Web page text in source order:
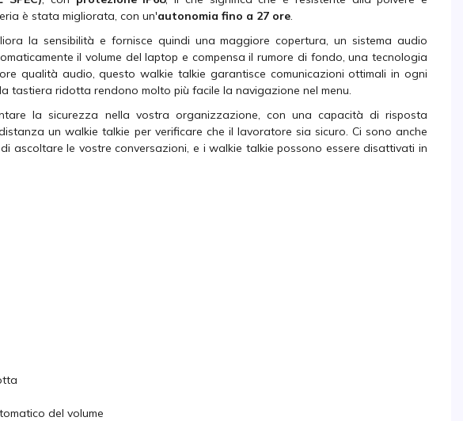
è stata migliorata, con un'autonomia fino a 27 ore
la sensibilità e fornisce quindi una maggiore copertura, un sistema audio
il volume del laptop e compensa il rumore di fondo, una tecnologia
qualità audio, questo walkie talkie garantisce comunicazioni ottimali in ogni
tastiera ridotta rendono molto più facile la navigazione nel menu.
la sicurezza nella vostra organizzazione, con una capacità di risposta
un walkie talkie per verificare che il lavoratore sia sicuro. Ci sono anche
ascoltare le vostre conversazioni, e i walkie talkie possono essere disattivati in
del volume